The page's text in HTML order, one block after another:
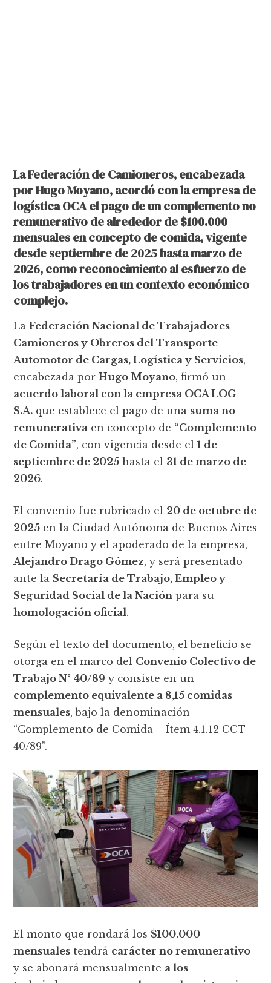
La Federación de Camioneros, encabezada
por Hugo Moyano, acordó con la empresa de
logística OCA el pago de un complemento no
remunerativo de alrededor de $100.000
mensuales en concepto de comida, vigente
desde septiembre de 2025 hasta marzo de
2026, como reconocimiento al esfuerzo de
los trabajadores en un contexto económico
complejo.
LaFederación Nacional de Trabajadores
Camioneros y Obreros del Transporte
Automotor de Cargas, Logística y Servicios,
encabezada porHugo Moyano, firmó un
acuerdo laboral con la empresa OCA LOG
S.A. que establece el pago de una suma no
remunerativa en concepto de “Complemento
de Comida”, con vigencia desde el1 de
septiembre de 2025 hasta el 31 de marzo de
2026.
El convenio fue rubricado el 20 de octubre de
2025 en la Ciudad Autónoma de Buenos Aires
entre Moyano y el apoderado de la empresa,
Alejandro Drago Gómez, y será presentado
ante la Secretaría de Trabajo, Empleo y
Seguridad Social de la Nación para su
homologación oficial.
Según el texto del documento, el beneficio se
otorga en el marco del Convenio Colectivo de
Trabajo N° 40/89 y consiste en un
complemento equivalente a 8,15 comidas
mensuales, bajo la denominación
“Complemento de Comida – Ítem 4.1.12 CCT
40/89”.
El monto que rondará los$100.000
mensuales tendrá carácter no remunerativo
y se abonará mensualmente a los